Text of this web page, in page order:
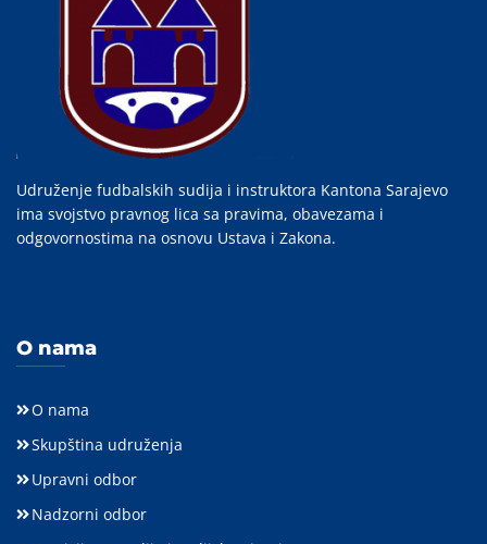
Udruženje fudbalskih sudija i instruktora Kantona Sarajevo
ima svojstvo pravnog lica sa pravima, obavezama i
odgovornostima na osnovu Ustava i Zakona.
O nama
O nama
Skupština udruženja
Upravni odbor
Nadzorni odbor